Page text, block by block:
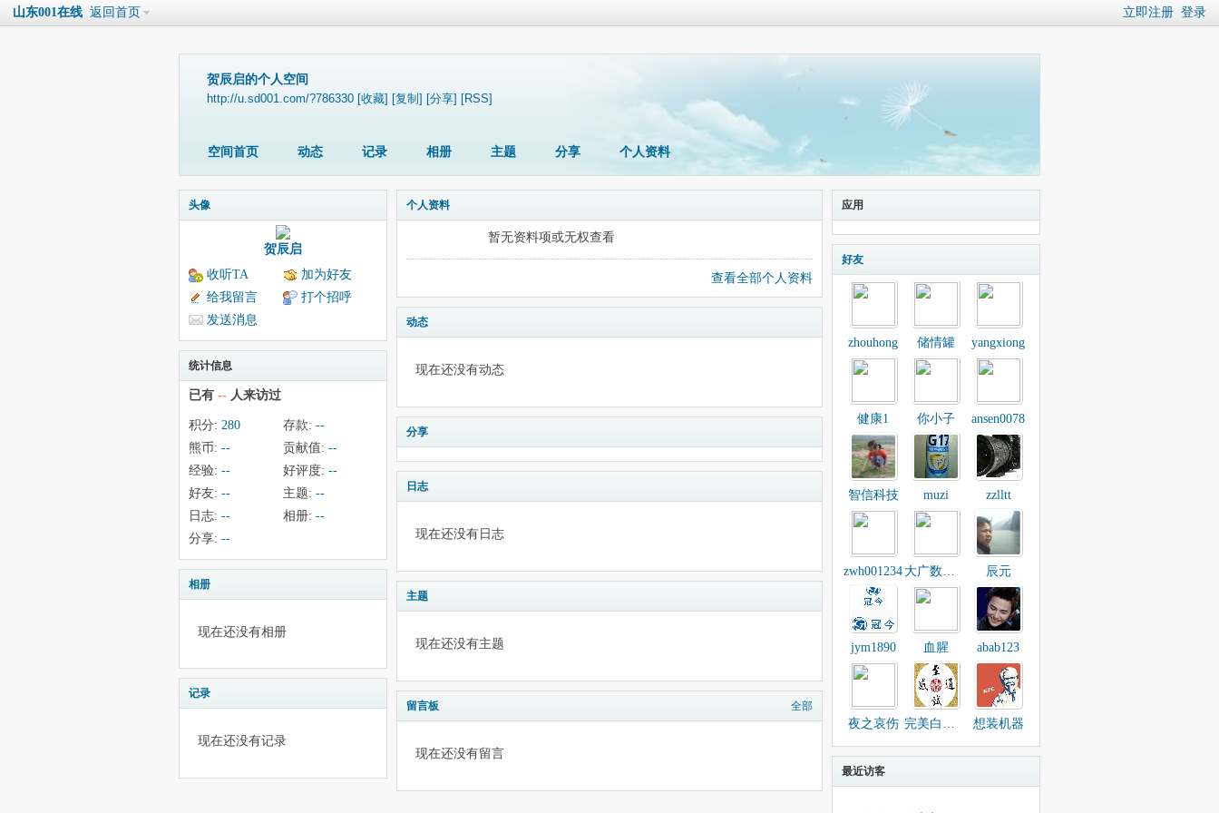
立即注册 登录
山东001在线 返回首页
贺辰启的个人空间
http://u.sd001.com/?786330 [收藏] [复制] [分享] [RSS]
空间首页 动态 记录 相册 主题 分享 个人资料
头像
贺辰启
收听TA
加为好友
给我留言
打个招呼
发送消息
统计信息
已有 -- 人来访过
积分: 280 存款: --
熊币: -- 贡献值: --
经验: -- 好评度: --
好友: -- 主题: --
日志: -- 相册: --
分享: --
相册
现在还没有相册
记录
现在还没有记录
个人资料
暂无资料项或无权查看
查看全部个人资料
动态
现在还没有动态
分享
日志
现在还没有日志
主题
现在还没有主题
留言板 全部
现在还没有留言
应用
好友
zhouhong 储情罐 yangxiong
健康1 你小子 ansen0078
智信科技 muzi zzlltt
zwh001234 大广数码城 辰元
jym1890 血腥 abab123
夜之哀伤 完美白骨精 想装机器
最近访客